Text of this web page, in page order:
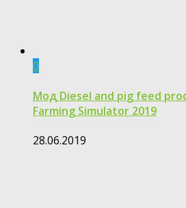
0
Moд Diesel and pig feed
Farming Simulator 2019
28.06.2019